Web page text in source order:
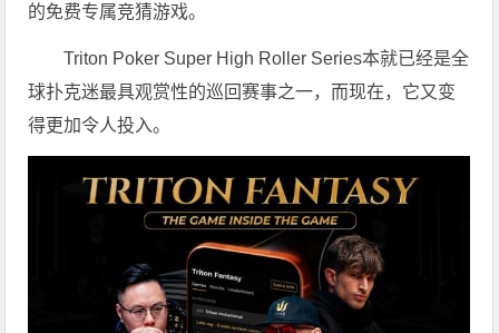
的免费专属竞猜游戏。
Triton Poker Super High Roller Series本就已经是全
球扑克迷最具观赏性的巡回赛事之一，而现在，它又变
得更加令人投入。